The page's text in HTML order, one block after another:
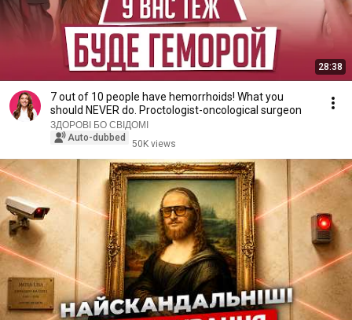
28:38
7 out of 10 people have hemorrhoids! What you
should NEVER do. Proctologist-oncological surgeon
ЗДОРОВІ БО СВІДОМІ
Auto-dubbed
50K views